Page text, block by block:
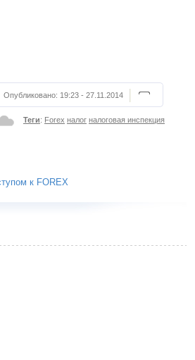
Опубликовано: 19:23 - 27.11.2014
Теги: Forex налог налоговая инспекция
к FOREX